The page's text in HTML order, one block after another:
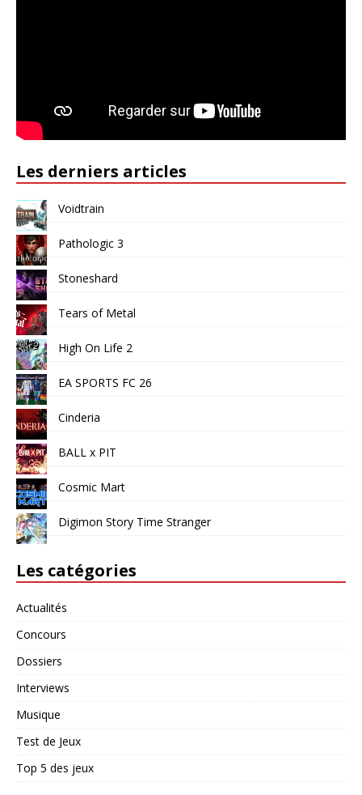
Les derniers articles
Voidtrain
Pathologic 3
Stoneshard
Tears of Metal
High On Life 2
EA SPORTS FC 26
Cinderia
BALL x PIT
Cosmic Mart
Digimon Story Time Stranger
Les catégories
Actualités
Concours
Dossiers
Interviews
Musique
Test de Jeux
Top 5 des jeux